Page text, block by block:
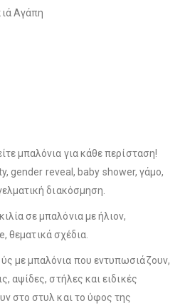
Αγάπη
μπαλόνια για κάθε περίσταση!
gender reveal, baby shower, γάμο,
διακόσμηση.
σε μπαλόνια με ήλιον,
θεματικά σχέδια.
με μπαλόνια που εντυπωσιάζουν,
αψίδες, στήλες και ειδικές
στο στυλ και το ύφος της